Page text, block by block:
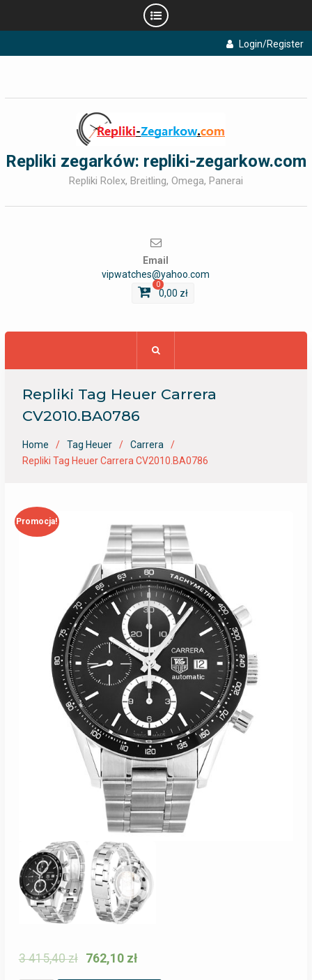
to
Login/Register
Repliki zegarków: repliki-zegarkow.com
Repliki Rolex, Breitling, Omega, Panerai
Email
vipwatches@yahoo.com
0
0,00 zł
Repliki Tag Heuer Carrera
CV2010.BA0786
Home Tag Heuer
Carrera
Repliki Tag Heuer Carrera CV2010.BA0786
Promocja!
3 415,40zł 762,10 zł